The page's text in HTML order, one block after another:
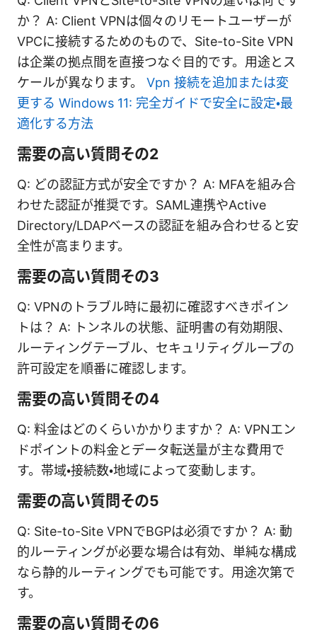
か？ A: Client VPNは個々のリモートユーザーが
VPCに接続するためのもので、Site-to-Site VPN
は企業の拠点間を直接つなぐ目的です。用途とス
ケールが異なります。 Vpn 接続を追加または変
更する Windows 11: 完全ガイドで安全に設定・最
適化する方法
需要の高い質問その2
Q: どの認証方式が安全ですか？ A: MFAを組み合
わせた認証が推奨です。SAML連携やActive
Directory/LDAPベースの認証を組み合わせると安
全性が高まります。
需要の高い質問その3
Q: VPNのトラブル時に最初に確認すべきポイン
トは？ A: トンネルの状態、証明書の有効期限、
ルーティングテーブル、セキュリティグループの
許可設定を順番に確認します。
需要の高い質問その4
Q: 料金はどのくらいかかりますか？ A: VPNエン
ドポイントの料金とデータ転送量が主な費用で
す。帯域・接続数・地域によって変動します。
需要の高い質問その5
Q: Site-to-Site VPNでBGPは必須ですか？ A: 動
的ルーティングが必要な場合は有効、単純な構成
なら静的ルーティングでも可能です。用途次第で
す。
需要の高い質問その6